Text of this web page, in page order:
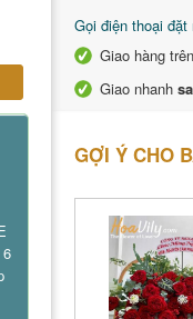
Gọi điện thoại đặt
Giao hàng
Giao nhanh
GỢI Ý CHO